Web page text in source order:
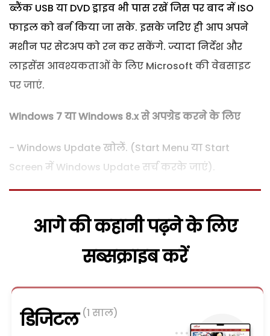
ब्लैंक USB या DVD ड्राइव भी पास रखें जिस पर बाद में ISO
फाइल को बर्न किया जा सके. इसके जरिए ही आप अपने
मशीन पर सेटअप को रन कर सकेंगे. ज्यादा निर्देश और
लाइसेंस आवश्यकताओं के लिए Microsoft की वेबसाइट
पर जाएं.
Windows 7 याWindows 8.xसे अपग्रेड करने के लिए
- Windows Update खोलें. (Start Menu या Start
Screen में Windows Update सर्च करके जाएं).
आगे की कहानी पढ़ने के लिए
सब्सक्राइब करें
डिजिटल (1 साल)